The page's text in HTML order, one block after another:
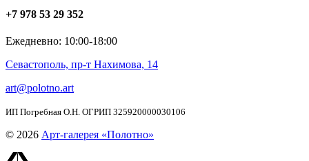
+7 978 53 29 352
Ежедневно: 10:00-18:00
Севастополь, пр-т Нахимова, 14
art@polotno.art
ИП Погребная О.Н. ОГРИП 325920000030106
© 2026 Арт-галерея «Полотно»